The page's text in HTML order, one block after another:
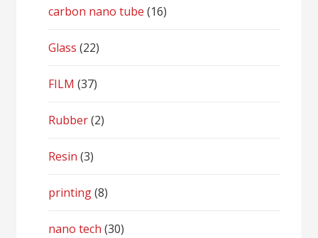
carbon nano tube (16)
Glass (22)
FILM (37)
Rubber(2)
Resin (3)
printing(8)
nano tech (30)